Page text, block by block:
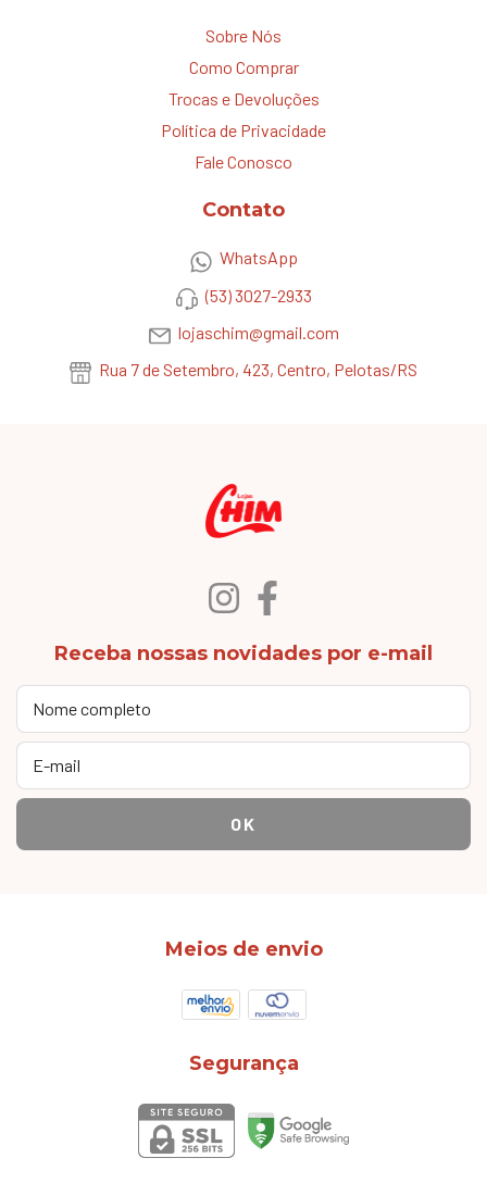
Sobre Nós
Como Comprar
Trocas e Devoluções
Política de Privacidade
Fale Conosco
Contato
WhatsApp
(53) 3027-2933
lojaschim@gmail.com
Rua 7 de Setembro, 423, Centro, Pelotas/RS
Receba nossas novidades por e-mail
Meios de envio
Segurança